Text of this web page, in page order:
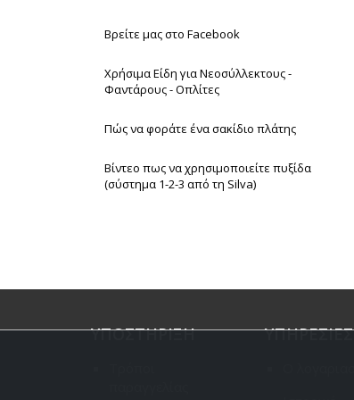
Βρείτε μας στο Facebook
Χρήσιμα Είδη για Νεοσύλλεκτους -
Φαντάρους - Οπλίτες
Πώς να φοράτε ένα σακίδιο πλάτης
Βίντεο πως να χρησιμοποιείτε πυξίδα
(σύστημα 1-2-3 από τη Silva)
ΥΠΟΣΤΗΡΙΞΗ ΥΠΗΡΕΣΙΕΣ